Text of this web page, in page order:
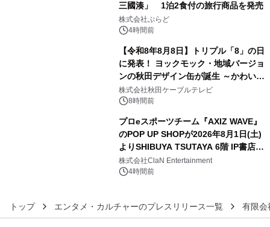
三國湊」 1泊2食付の旅行商品を発売
株式会社ぷらど
4時間前
【令和8年8月8日】トリプル「8」の日
に発表！ ヨックモック・地域バージョ
ンの秋田デザイン缶が誕生 ～かわいい
秋田犬の子犬と秋田の四季と名所を巡
るパッケージ～ 9月1日(火)秋田県内で
販売開始
株式会社秋田ケーブルテレビ
8時間前
プロeスポーツチーム『AXIZ WAVE』
のPOP UP SHOPが2026年8月1日(土)
よりSHIBUYA TSUTAYA 6階 IP書店で
開催決定！！
株式会社ClaN Entertainment
4時間前
トップ エンタメ・カルチャーのプレスリリース一覧 有限会